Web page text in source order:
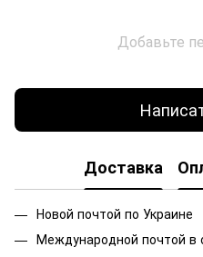
Добавьте
Доставка
Новой почтой по Украине
Международной почтой в